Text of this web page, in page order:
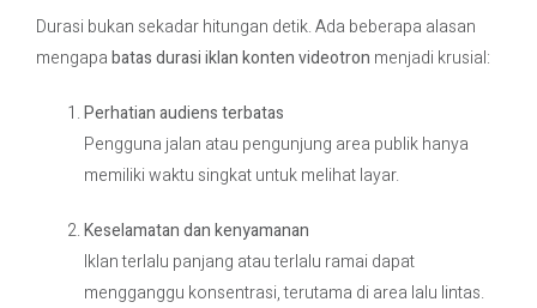
Durasi bukan sekadar hitungan detik. Ada beberapa alasan
mengapabatas durasi iklan konten videotron menjadi krusial:
Perhatian audiens terbatas
Pengguna jalan atau pengunjung area publik hanya
memiliki waktu singkat untuk melihat layar.
Keselamatan dan kenyamanan
Iklan terlalu panjang atau terlalu ramai dapat
mengganggu konsentrasi, terutama di area lalu lintas.